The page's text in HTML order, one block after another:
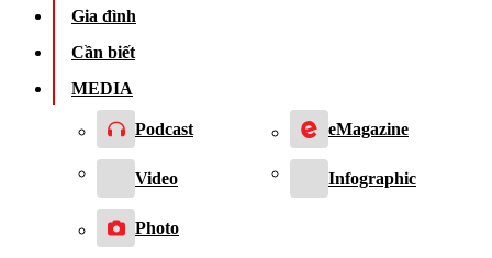
Gia đình
Cần biết
MEDIA
Podcast eMagazine
Video Infographic
Photo